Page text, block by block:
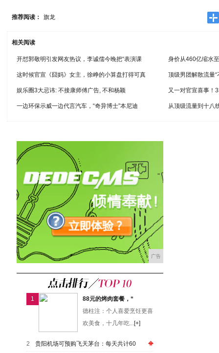
推荐阅读： 旗龙
相关阅读
开怼郭敬明引发网友热议，李诚儒今晚把“表演课 身价从460亿缩水
这时候官宣《囧妈》女主，徐峥的小算盘打得可真 顶级男团解散流量
娱乐圈3大忌讳: 不接康师傅广告, 不和杨颖 又一对官宣喜事！
一边环保示威一边代言汽车，“奇异博士”本尼迪 从顶级流量到十八
广告
1
88元的烤肉套餐，“
德柱注：个人喜爱烹饪更喜
欢美食，十几年吃...[+]
2 贵阳机场可预购飞天茅台：每天共计60